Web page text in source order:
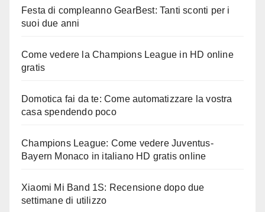
Festa di compleanno GearBest: Tanti sconti per i
suoi due anni
Come vedere la Champions League in HD online
gratis
Domotica fai da te: Come automatizzare la vostra
casa spendendo poco
Champions League: Come vedere Juventus-
Bayern Monaco in italiano HD gratis online
Xiaomi Mi Band 1S: Recensione dopo due
settimane di utilizzo